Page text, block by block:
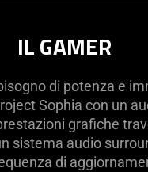
IL GAMER
di potenza e
Sophia con un
grafiche
sistema audio
di